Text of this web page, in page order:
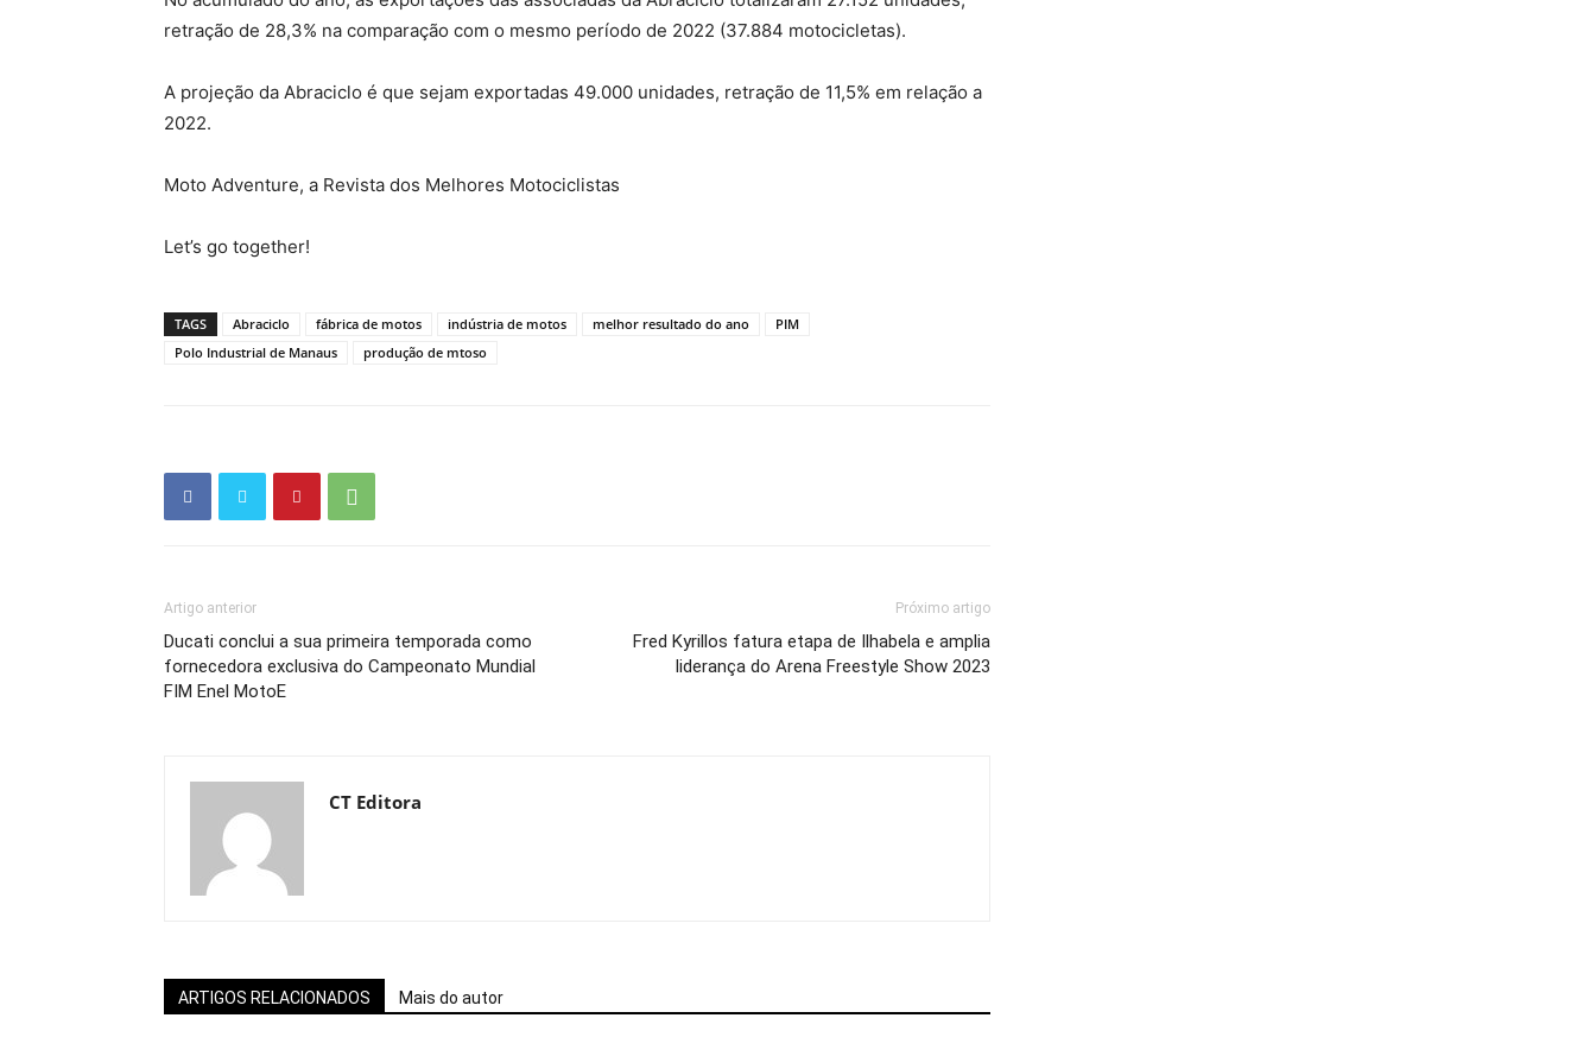
retração de 28,3% na comparação com o mesmo período de 2022 (37.884 motocicletas).
A projeção da Abraciclo é que sejam exportadas 49.000 unidades, retração de 11,5% em relação a
2022.
Moto Adventure, a Revista dos Melhores Motociclistas
Let’s go together!
TAGS Abraciclo fábrica de motos indústria de motos melhor resultado do ano
PIM
Polo Industrial de Manaus
produção de mtoso
Artigo anterior
Ducati conclui a sua primeira temporada como
fornecedora exclusiva do Campeonato Mundial
FIM Enel MotoE
Próximo artigo
Fred Kyrillos fatura etapa de Ilhabela e amplia
liderança do Arena Freestyle Show 2023
CT Editora
ARTIGOS RELACIONADOS Mais do autor